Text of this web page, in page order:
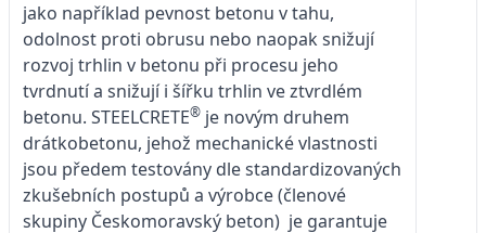
jako například pevnost betonu v tahu,
odolnost proti obrusu nebo naopak snižují
rozvoj trhlin v betonu při procesu jeho
tvrdnutí a snižují i šířku trhlin ve ztvrdlém
betonu. STEELCRETE® je novým druhem
drátkobetonu, jehož mechanické vlastnosti
jsou předem testovány dle standardizovaných
zkušebních postupů a výrobce (členové
skupiny Českomoravský beton) je garantuje